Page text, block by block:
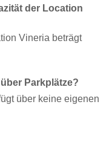
der Location
Vineria beträgt
Parkplätze?
über keine eigenen